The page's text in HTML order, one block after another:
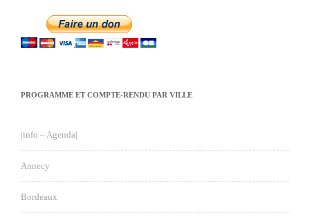
PROGRAMME ET COMPTE-RENDU PAR VILLE
|info – Agenda|
Annecy
Bordeaux